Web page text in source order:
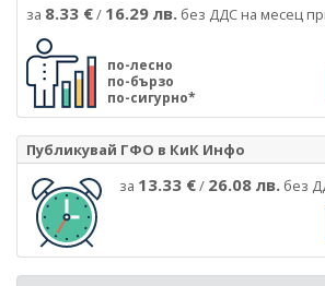
за 8.33 €/ 16.29 лв. без ДДС на месец
по-лесно
по-бързо
по-сигурно*
Публикувай ГФО в КиК Инфо
за 13.33 €/ 26.08 лв. без